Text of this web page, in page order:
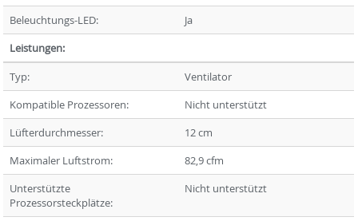
Beleuchtungs-LED:
Ja
Leistungen:
Typ:
Ventilator
Kompatible Prozessoren:
Nicht unterstützt
Lüfterdurchmesser:
12 cm
Maximaler Luftstrom:
82,9 cfm
Unterstützte
Prozessorsteckplätze:
Nicht unterstützt